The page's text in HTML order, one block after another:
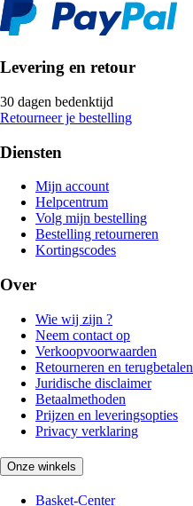
Levering en retour
30 dagen bedenktijd
Retourneer je bestelling
Diensten
Mijn account
Helpcentrum
Volg mijn bestelling
Bestelling retourneren
Kortingscodes
Over
Wie wij zijn ?
Neem contact op
Verkoopvoorwaarden
Retourneren en terugbetalen
Juridische disclaimer
Betaalmethoden
Prijzen en leveringsopties
Privacy verklaring
Onze winkels
Basket-Center